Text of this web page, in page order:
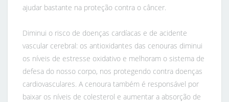
ajudar bastante na proteção contra o câncer.
Diminui o risco de doenças cardíacas e de acidente
vascular cerebral: os antioxidantes das cenouras diminui
os níveis de estresse oxidativo e melhoram o sistema de
defesa do nosso corpo, nos protegendo contra doenças
cardiovasculares. A cenoura também é responsável por
baixar os níveis de colesterol e aumentar a absorção de